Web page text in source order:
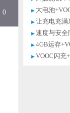
0
速度与安全